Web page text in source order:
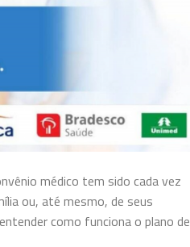
médico tem sido cada vez
ou, até mesmo, de seus
como funciona o plano de